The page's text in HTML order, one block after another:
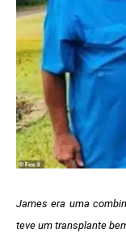
James era uma
teve um transplante